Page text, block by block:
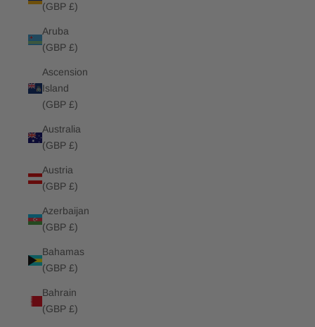
(GBP £)
Aruba
(GBP £)
Ascension
Island
(GBP £)
Australia
(GBP £)
Austria
(GBP £)
Azerbaijan
(GBP £)
Bahamas
(GBP £)
Bahrain
(GBP £)